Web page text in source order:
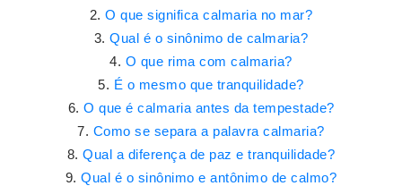
O que significa calmaria no mar?
Qual é o sinônimo de calmaria?
O que rima com calmaria?
É o mesmo que tranquilidade?
O que é calmaria antes da tempestade?
Como se separa a palavra calmaria?
Qual a diferença de paz e tranquilidade?
Qual é o sinônimo e antônimo de calmo?